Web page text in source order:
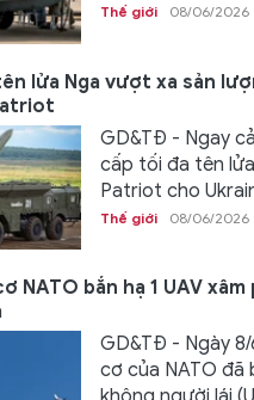
Thế giới 08/06/2026
lửa Nga vượt xa sản
GD&TĐ - Ngay
cấp tối đa tên
Patriot cho
Thế giới 08/06/2026
NATO bắn hạ 1 UAV
GD&TĐ - Ngày
cơ của NATO đã